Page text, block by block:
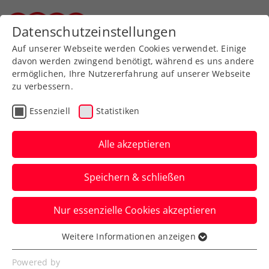
Zurück zur Newsübersicht
Turniere
LAYJET-OPEN:
Hauptbewerb startet mit
Rodionov und Carballes
Baena
Zudem kämpfen beim ATP-Challenger in
Bad Waltersdorf am Montag drei ÖTV-
Asse um einen Platz im Hauptfeld.
Datenschutzeinstellungen
Auf unserer Webseite werden Cookies verwendet. Einige
davon werden zwingend benötigt, während es uns andere
ermöglichen, Ihre Nutzererfahrung auf unserer Webseite
zu verbessern.
Essenziell Statistiken
Alle akzeptieren
Speichern & schließen
Nur essenzielle Cookies akzeptieren
Essenziell
Essenzielle Cookies werden für grundlegende
Weitere Informationen anzeigen
Powered by